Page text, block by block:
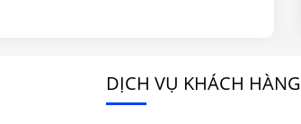
DỊCH VỤ KHÁCH HÀNG